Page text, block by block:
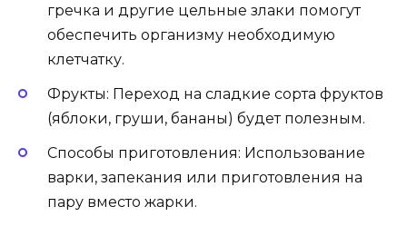
гречка и другие цельные злаки помогут
обеспечить организму необходимую
клетчатку.
Фрукты: Переход на сладкие сорта фруктов
(яблоки, груши, бананы) будет полезным.
Способы приготовления: Использование
варки, запекания или приготовления на
пару вместо жарки.